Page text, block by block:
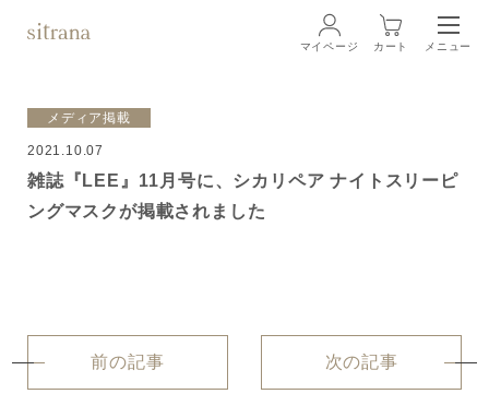
商品一覧 LINEUP
ローション
マイページ カート メニュー
メディア掲載
2021.10.07
雑誌『LEE』11月号に、シカリペア ナイトスリーピ
ングマスクが掲載されました
前の記事 次の記事